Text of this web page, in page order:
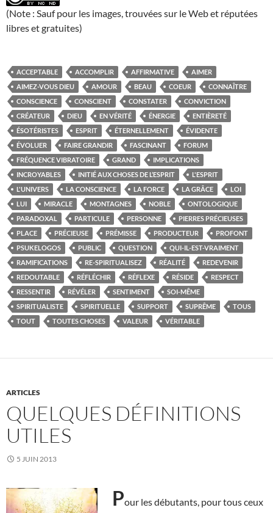
(Note : Sauf pour les images, trouvées sur le Web et réputées
libres et gratuites)
ACCEPTABLE ACCOMPLIR AFFIRMATIVE
AIMER
AIMEZ-VOUS DIEU
AMOUR BEAU COEUR
CONNAÎTRE
CONSCIENCE
CONSCIENT CONSTATER
CONVICTION
CRÉATEUR
DIEU EN VÉRITÉ ÉNERGIE
ENTIÈRETÉ
ÉSOTÉRISTES
ESPRIT ÉTERNELLEMENT
ÉVIDENTE
ÉVOLUER
FAIRE GRANDIR FASCINANT
FORUM
FRÉQUENCE VIBRATOIRE
GRAND
IMPLICATIONS
INCROYABLES
INITIÉ AUX CHOSES DE L’ESPRIT
L'ESPRIT
L'UNIVERS
LA CONSCIENCE LA FORCE LA GRÂCE
LOI
LUI
MIRACLE MONTAGNES NOBLE
ONTOLOGIQUE
PARADOXAL
PARTICULE PERSONNE
PIERRES PRÉCIEUSES
PLACE
PRÉCIEUSE PRÉMISSE PRODUCTEUR
PROFONT
PSUKELOGOS
PUBLIC QUESTION
QUI-IL-EST-VRAIMENT
RAMIFICATIONS
RE-SPIRITUALISEZ RÉALITÉ
REDEVENIR
REDOUTABLE
RÉFLÉCHIR RÉFLEXE RÉSIDE
RESPECT
RESSENTIR
RÉVÉLER SENTIMENT
SOI-MÊME
SPIRITUALISTE
SPIRITUELLE SUPPORT SUPRÊME
TOUS
TOUT
TOUTES CHOSES VALEUR VÉRITABLE
ARTICLES
QUELQUES DÉFINITIONS
UTILES
5 JUIN 2013
Pour les débutants, pour tous ceux